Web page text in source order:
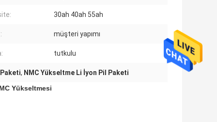
30ah 40ah 55ah
müşteri yapımı
tutkulu
, NMC Yükseltme Li İyon Pil Paketi
Yükseltmesi